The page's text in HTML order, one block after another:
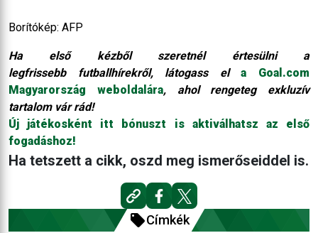
Borítókép: AFP
Ha első kézből szeretnél értesülni a
legfrissebb futballhírekről, látogass ela Goal.com
Magyarország weboldalára, ahol rengeteg exkluzív
tartalom vár rád!
Új játékosként itt bónuszt is aktiválhatsz az első
fogadáshoz!
Ha tetszett a cikk, oszd meg ismerőseiddel is.
Címkék